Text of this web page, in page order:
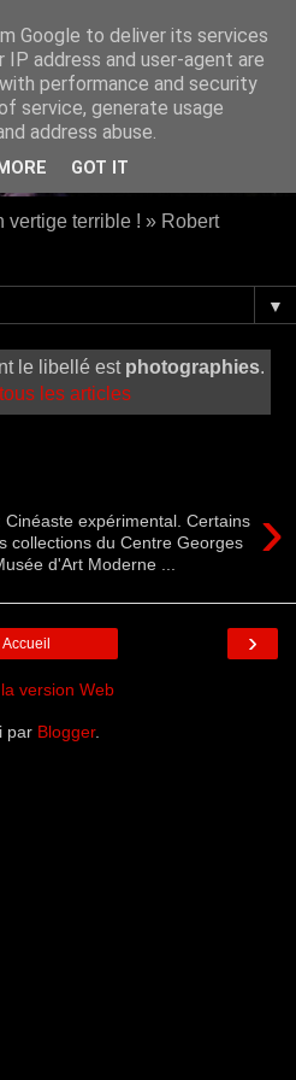
vertige terrible ! » Robert
▼
le libellé est photographies.
les articles
›
expérimental. Certains
collections du Centre Georges
d'Art Moderne ...
›
Accueil
version Web
par Blogger.
Google to deliver its services
IP address and user-agent are
performance and security
service, generate usage
address abuse.
GOT IT